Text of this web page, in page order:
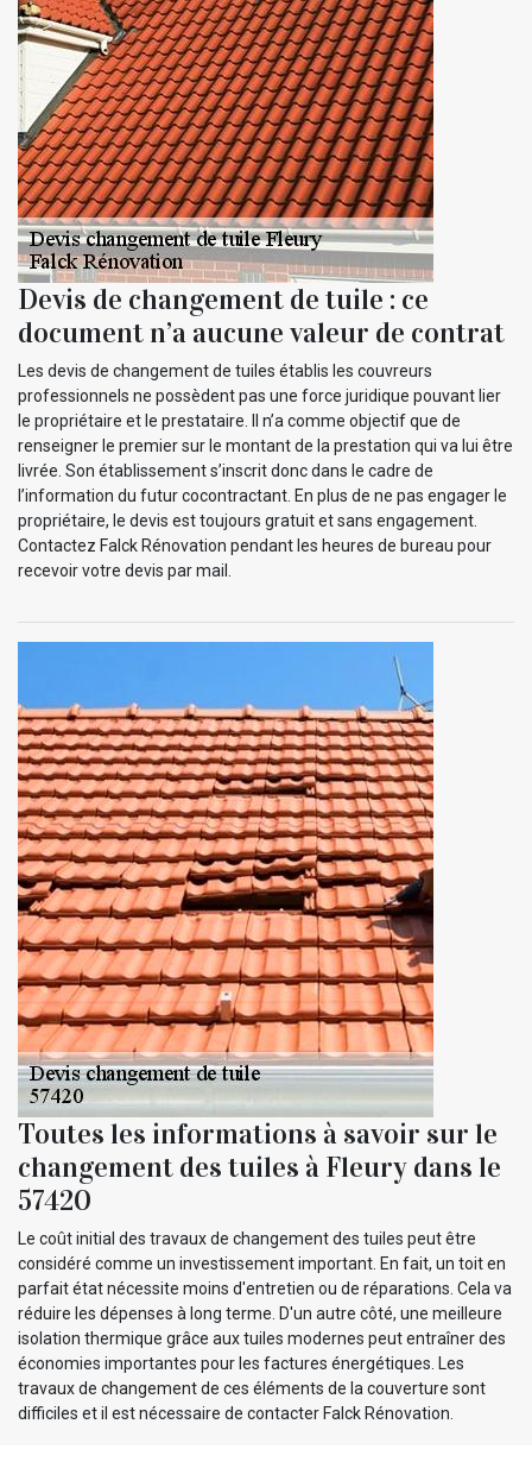
Devis de changement de tuile : ce
document n’a aucune valeur de contrat
Les devis de changement de tuiles établis les couvreurs
professionnels ne possèdent pas une force juridique pouvant lier
le propriétaire et le prestataire. Il n’a comme objectif que de
renseigner le premier sur le montant de la prestation qui va lui être
livrée. Son établissement s’inscrit donc dans le cadre de
l’information du futur cocontractant. En plus de ne pas engager le
propriétaire, le devis est toujours gratuit et sans engagement.
Contactez Falck Rénovation pendant les heures de bureau pour
recevoir votre devis par mail.
Toutes les informations à savoir sur le
changement des tuiles à Fleury dans le
57420
Le coût initial des travaux de changement des tuiles peut être
considéré comme un investissement important. En fait, un toit en
parfait état nécessite moins d'entretien ou de réparations. Cela va
réduire les dépenses à long terme. D'un autre côté, une meilleure
isolation thermique grâce aux tuiles modernes peut entraîner des
économies importantes pour les factures énergétiques. Les
travaux de changement de ces éléments de la couverture sont
difficiles et il est nécessaire de contacter Falck Rénovation.